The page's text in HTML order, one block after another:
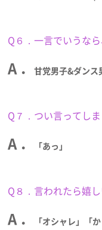
Q６．一言でいうな
A ．甘党男子&ダンス
Q７．つい言ってし
A ． 「あっ」
Q８．言われたら嬉
A ． 「オシャレ」「